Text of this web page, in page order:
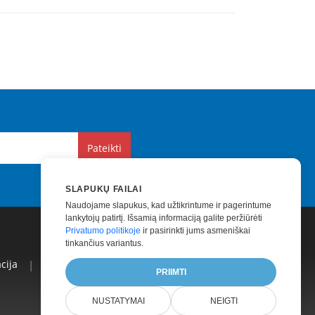
Pateikti
| Mokama Parama |
SLAPUKŲ FAILAI
Naudojame slapukus, kad užtikrintume ir pagerintume
lankytojų patirtį. Išsamią informaciją galite peržiūrėti
Privatumo politikoje ir pasirinkti jums asmeniškai
tinkančius variantus.
PRIIMTI
NUSTATYMAI NEIGTI